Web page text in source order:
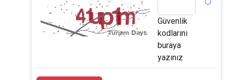
Güvenlik
kodlarını
buraya
yazınız